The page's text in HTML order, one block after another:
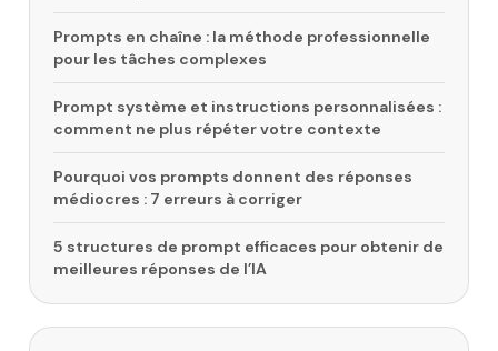
Prompts en chaîne : la méthode professionnelle
pour les tâches complexes
Prompt système et instructions personnalisées :
comment ne plus répéter votre contexte
Pourquoi vos prompts donnent des réponses
médiocres : 7 erreurs à corriger
5 structures de prompt efficaces pour obtenir de
meilleures réponses de l’IA